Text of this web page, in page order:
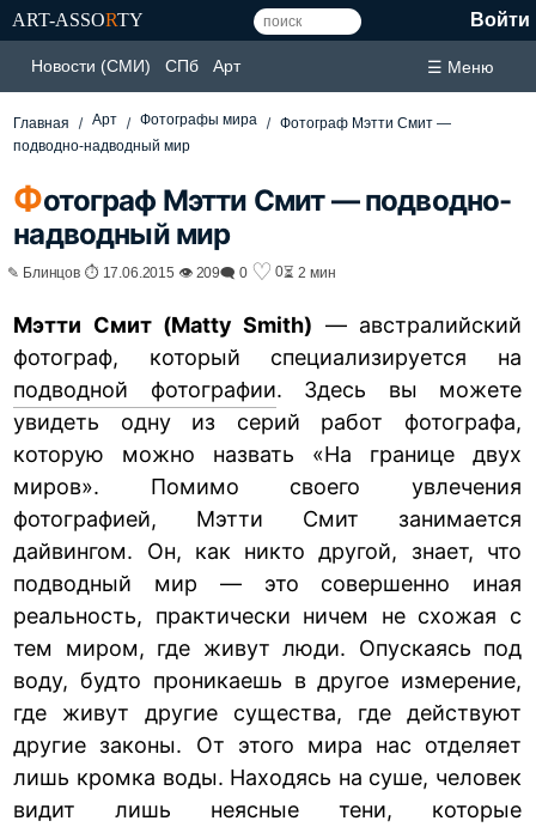
ART-ASSORTY Войти
Новости (СМИ) СПб Арт ☰ Меню
Главная Арт Фотографы мира
Фотограф Мэтти Смит —
подводно-надводный мир
Фотограф Мэтти Смит — подводно-
надводный мир
✎ Блинцов ⏱ 17.06.2015 👁 209🗨 0 ♡ 0⏳ 2 мин
Мэтти Смит (Matty Smith) — австралийский
фотограф, который специализируется на
подводной фотографии. Здесь вы можете
увидеть одну из серий работ фотографа,
которую можно назвать «На границе двух
миров». Помимо своего увлечения
фотографией, Мэтти Смит занимается
дайвингом. Он, как никто другой, знает, что
подводный мир — это совершенно иная
реальность, практически ничем не схожая с
тем миром, где живут люди. Опускаясь под
воду, будто проникаешь в другое измерение,
где живут другие существа, где действуют
другие законы. От этого мира нас отделяет
лишь кромка воды. Находясь на суше, человек
видит лишь неясные тени, которые